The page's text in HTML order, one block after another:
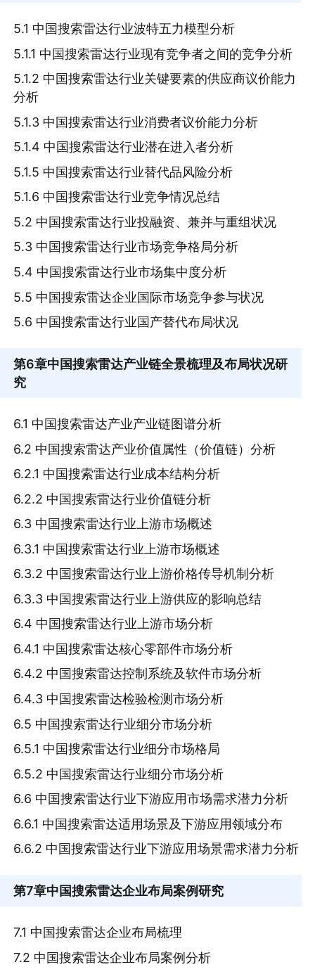
5.1 中国搜索雷达行业波特五力模型分析
5.1.1 中国搜索雷达行业现有竞争者之间的竞争分析
5.1.2 中国搜索雷达行业关键要素的供应商议价能力
分析
5.1.3 中国搜索雷达行业消费者议价能力分析
5.1.4 中国搜索雷达行业潜在进入者分析
5.1.5 中国搜索雷达行业替代品风险分析
5.1.6 中国搜索雷达行业竞争情况总结
5.2 中国搜索雷达行业投融资、兼并与重组状况
5.3 中国搜索雷达行业市场竞争格局分析
5.4 中国搜索雷达行业市场集中度分析
5.5 中国搜索雷达企业国际市场竞争参与状况
5.6 中国搜索雷达行业国产替代布局状况
第6章中国搜索雷达产业链全景梳理及布局状况研
究
6.1 中国搜索雷达产业产业链图谱分析
6.2 中国搜索雷达产业价值属性（价值链）分析
6.2.1 中国搜索雷达行业成本结构分析
6.2.2 中国搜索雷达行业价值链分析
6.3 中国搜索雷达行业上游市场概述
6.3.1 中国搜索雷达行业上游市场概述
6.3.2 中国搜索雷达行业上游价格传导机制分析
6.3.3 中国搜索雷达行业上游供应的影响总结
6.4 中国搜索雷达行业上游市场分析
6.4.1 中国搜索雷达核心零部件市场分析
6.4.2 中国搜索雷达控制系统及软件市场分析
6.4.3 中国搜索雷达检验检测市场分析
6.5 中国搜索雷达行业细分市场分析
6.5.1 中国搜索雷达行业细分市场格局
6.5.2 中国搜索雷达行业细分市场分析
6.6 中国搜索雷达行业下游应用市场需求潜力分析
6.6.1 中国搜索雷达适用场景及下游应用领域分布
6.6.2 中国搜索雷达行业下游应用场景需求潜力分析
第7章中国搜索雷达企业布局案例研究
7.1 中国搜索雷达企业布局梳理
7.2 中国搜索雷达企业布局案例分析